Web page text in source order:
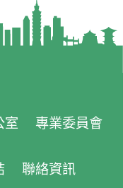
室 專業委員會
聯絡資訊